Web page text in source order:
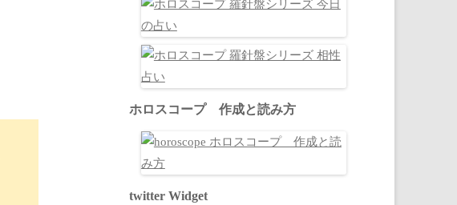
ホロスコープ 作成と読み方
twitter Widget